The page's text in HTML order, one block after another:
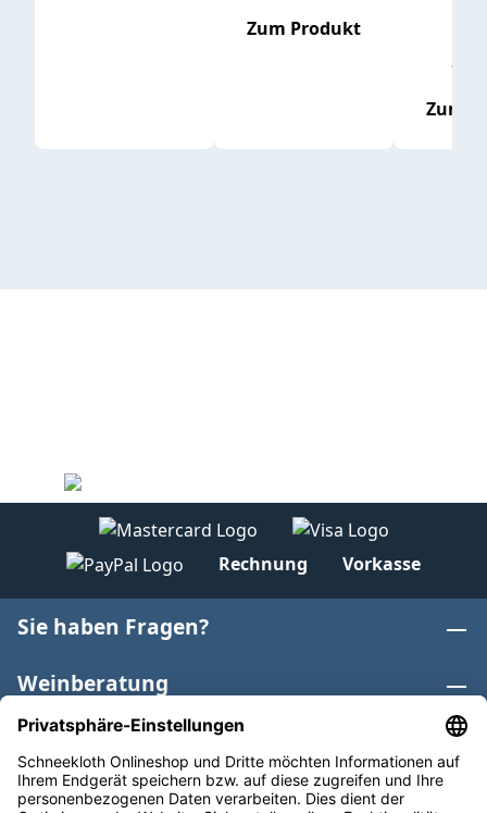
Zum Produkt
Zum
Rechnung Vorkasse
Sie haben Fragen?
Weinberatung
Informationen
Weinkategorien